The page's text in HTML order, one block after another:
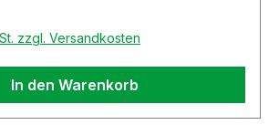
zzgl. Versandkosten
In den Warenkorb